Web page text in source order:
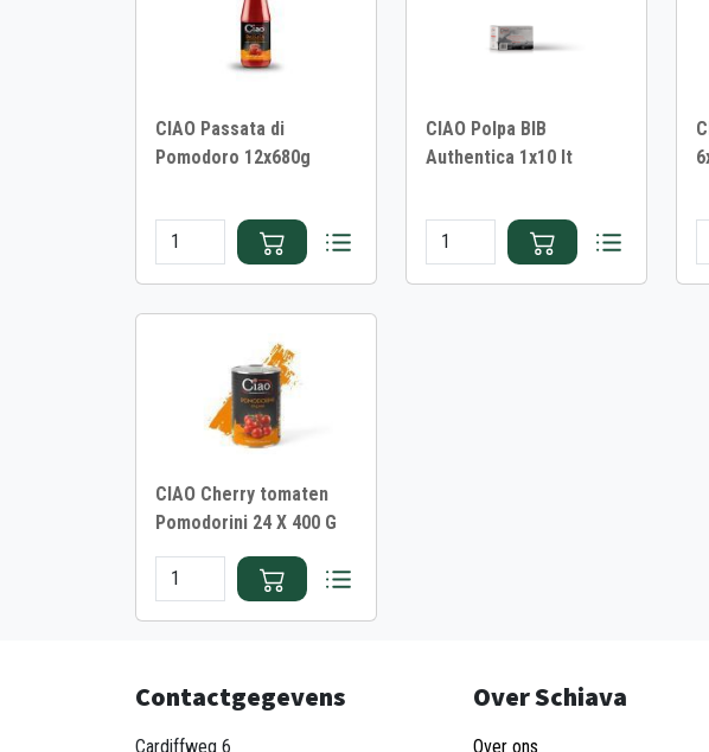
CIAO Passata di
Pomodoro 12x680g
CIAO Polpa BIB
Authentica 1x10 lt
CIAO Cherry tomaten
Pomodorini 24 X 400 G
Contactgegevens
Cardiffweg 6
Over Schiava
Over ons